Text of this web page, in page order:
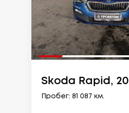
Skoda Rapid,
Пробег: 81 087 км.